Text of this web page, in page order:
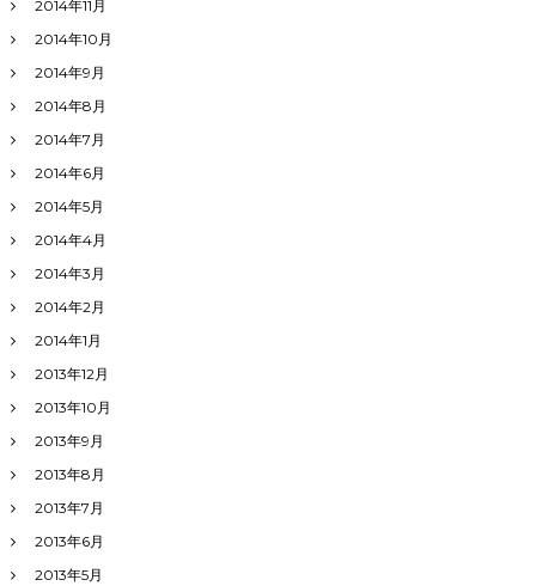
2014年11月
2014年10月
2014年9月
2014年8月
2014年7月
2014年6月
2014年5月
2014年4月
2014年3月
2014年2月
2014年1月
2013年12月
2013年10月
2013年9月
2013年8月
2013年7月
2013年6月
2013年5月